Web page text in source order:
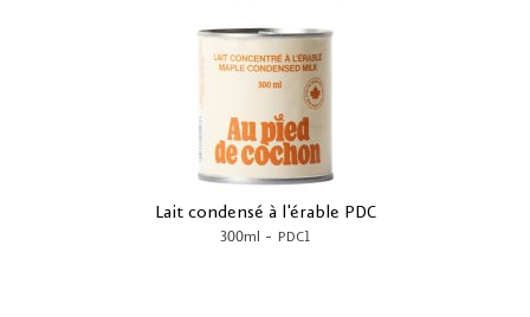
Lait condensé à l'érable PDC
300ml - PDC1